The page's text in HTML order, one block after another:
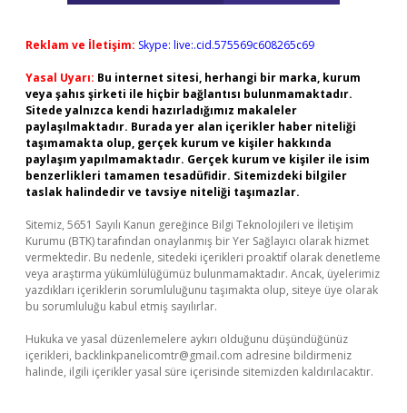
Reklam ve İletişim: Skype: live:.cid.575569c608265c69
Yasal Uyarı: Bu internet sitesi, herhangi bir marka, kurum
veya şahıs şirketi ile hiçbir bağlantısı bulunmamaktadır.
Sitede yalnızca kendi hazırladığımız makaleler
paylaşılmaktadır. Burada yer alan içerikler haber niteliği
taşımamakta olup, gerçek kurum ve kişiler hakkında
paylaşım yapılmamaktadır. Gerçek kurum ve kişiler ile isim
benzerlikleri tamamen tesadüfidir. Sitemizdeki bilgiler
taslak halindedir ve tavsiye niteliği taşımazlar.
Sitemiz, 5651 Sayılı Kanun gereğince Bilgi Teknolojileri ve İletişim
Kurumu (BTK) tarafından onaylanmış bir Yer Sağlayıcı olarak hizmet
vermektedir. Bu nedenle, sitedeki içerikleri proaktif olarak denetleme
veya araştırma yükümlülüğümüz bulunmamaktadır. Ancak, üyelerimiz
yazdıkları içeriklerin sorumluluğunu taşımakta olup, siteye üye olarak
bu sorumluluğu kabul etmiş sayılırlar.
Hukuka ve yasal düzenlemelere aykırı olduğunu düşündüğünüz
içerikleri, backlinkpanelicomtr@gmail.com adresine bildirmeniz
halinde, ilgili içerikler yasal süre içerisinde sitemizden kaldırılacaktır.